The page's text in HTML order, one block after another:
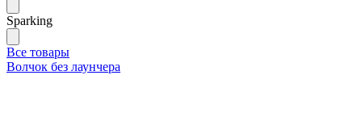
Sparking
Все товары
Волчок без лаунчера